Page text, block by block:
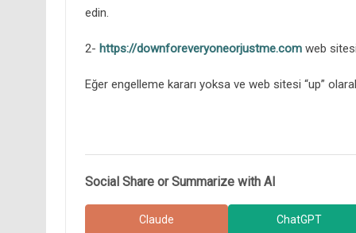
edin.
2- https://downforeveryoneorjustme.comweb
Eğer engelleme kararı yoksa ve web sitesi “up”
Social Share or Summarize with AI
Claude ChatGPT